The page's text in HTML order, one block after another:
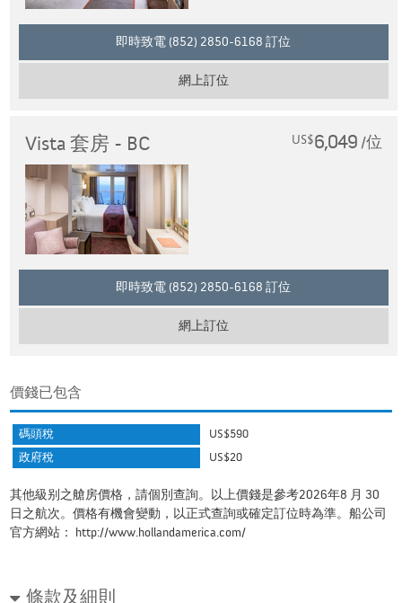
即時致電 (852) 2850-6168 訂位
網上訂位
Vista 套房 - BC US$6,049 /位
即時致電 (852) 2850-6168 訂位
網上訂位
價錢已包含
碼頭稅
US$590
政府稅
US$20
其他級别之艙房價格，請個別查詢。以上價錢是參考2026年8 月 30
日之航次。價格有機會變動，以正式查詢或確定訂位時為準。船公司
官方網站：
http://www.hollandamerica.com/
條款及細則